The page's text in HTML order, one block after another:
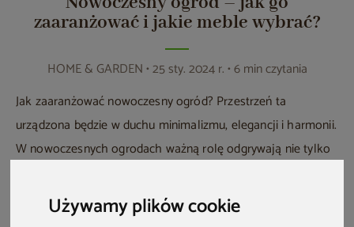
Używamy plików cookie
zaaranżować i jakie meble wybrać?
HOME & GARDEN• 25 sty. 2024 r. • 6 min czytania
Jak zaaranżować nowoczesny ogród? Przestrzeń ta
urządzona będzie w duchu minimalizmu, elegancji i harmonii.
W nowoczesnych ogrodach ważną rolę odgrywają nie tylko
ale także technologia. Zobacz, jak może wyglądać taka